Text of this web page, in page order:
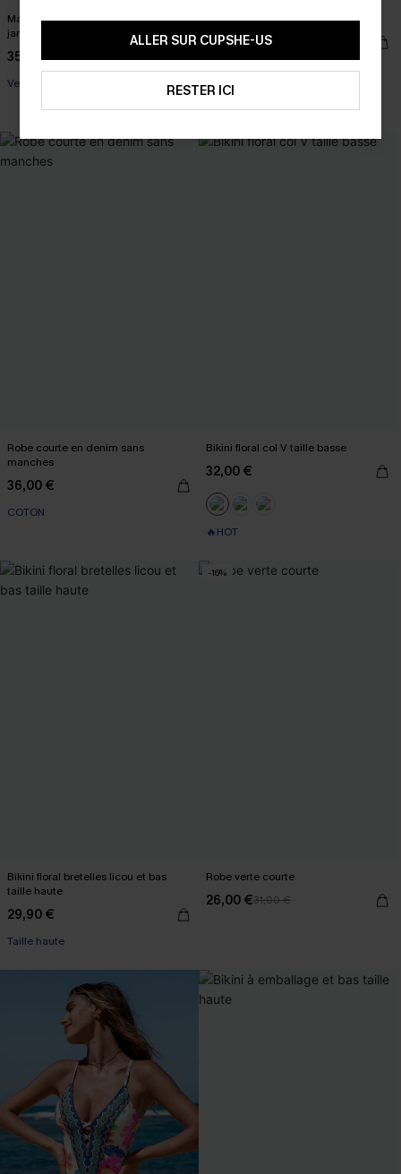
Maillot de bain une pièce ventre plat
jambe standard
35,00 €
Ventre plat
Robe longue col droit ourlet fendu
31,00 €37,00 €
Robe courte en denim sans
manches
36,00 €
COTON
Bikini floral col V taille basse
32,00 €
🔥HOT
Bikini floral bretelles licou et bas
taille haute
29,90 €
Taille haute
-16%
Robe verte courte
26,00 €31,00 €
ALLER SUR CUPSHE-US
RESTER ICI